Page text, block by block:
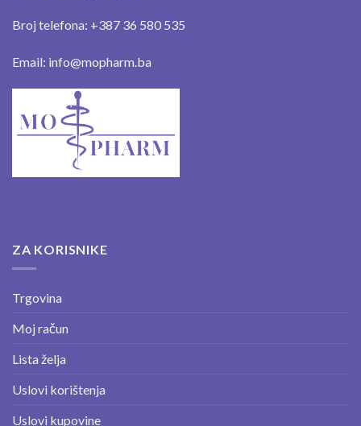
Broj telefona: +387 36 580 535
Email: info@mopharm.ba
ZA KORISNIKE
Trgovina
Moj račun
Lista želja
Uslovi korištenja
Uslovi kupovine